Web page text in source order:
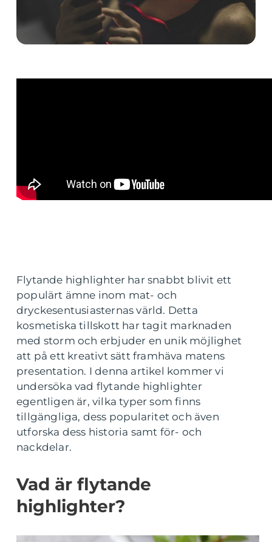
Flytande highlighter har snabbt blivit ett
populärt ämne inom mat- och
dryckesentusiasternas värld. Detta
kosmetiska tillskott har tagit marknaden
med storm och erbjuder en unik möjlighet
att på ett kreativt sätt framhäva matens
presentation. I denna artikel kommer vi
undersöka vad flytande highlighter
egentligen är, vilka typer som finns
tillgängliga, dess popularitet och även
utforska dess historia samt för- och
nackdelar.
Vad är flytande
highlighter?